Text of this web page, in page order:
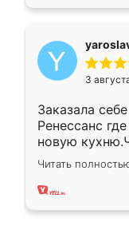
3
Заказала
Ренессанс
новую
вполне
два года,
Читать